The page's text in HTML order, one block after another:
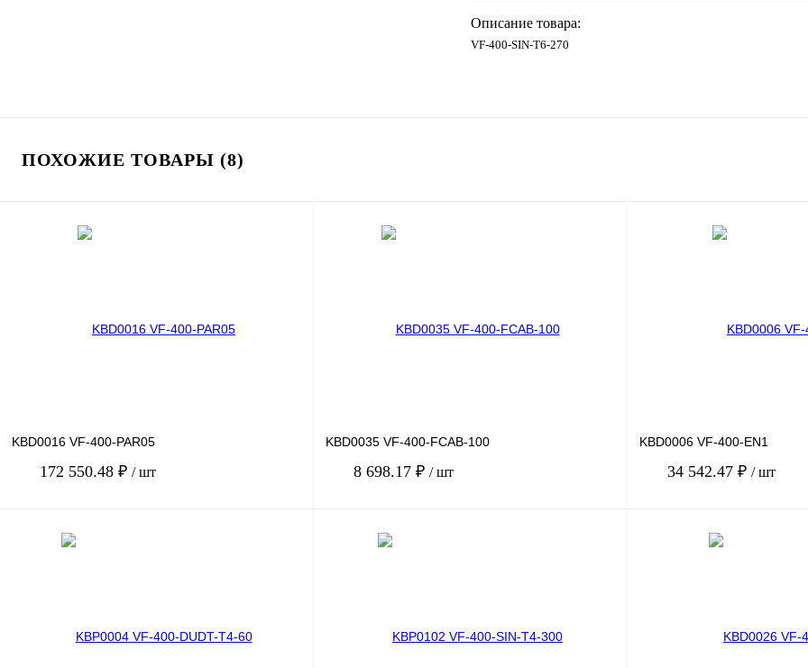
Описание товара:
VF-400-SIN-T6-270
ПОХОЖИЕ ТОВАРЫ (8)
KBD0016 VF-400-PAR05
172 550.48 ₽ / шт
KBD0035 VF-400-FCAB-100
8 698.17 ₽ / шт
KBD0006 VF-400-EN1
34 542.47 ₽ / шт